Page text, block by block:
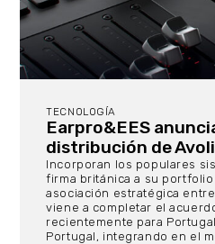
TECNOLOGÍA
Earpro&EES
distribución de
Incorporan los populares
firma británica a su portfolio
asociación estratégica
viene a completar el
recientemente para
Portugal, integrando en el